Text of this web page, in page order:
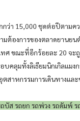
ว่า 15,000 ชุดต่อปีตาม
ต้องการของตลาดยานย
ขณะที่อีกร้อยละ 20 จะถู
บคลุมทั้งลิเธียมนิกเกิลแม
าหกรรมการเดินทางและ
ส รถยก รถพ่วง รถดัมพ์ ร